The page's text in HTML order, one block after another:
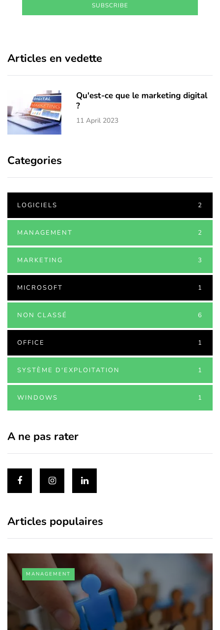
SUBSCRIBE
Articles en vedette
Qu'est-ce que le marketing digital
?
11 April 2023
Categories
LOGICIELS 2
MANAGEMENT 2
MARKETING 3
MICROSOFT 1
NON CLASSÉ 6
OFFICE 1
SYSTÈME D'EXPLOITATION 1
WINDOWS 1
A ne pas rater
Articles populaires
MANAGEMENT